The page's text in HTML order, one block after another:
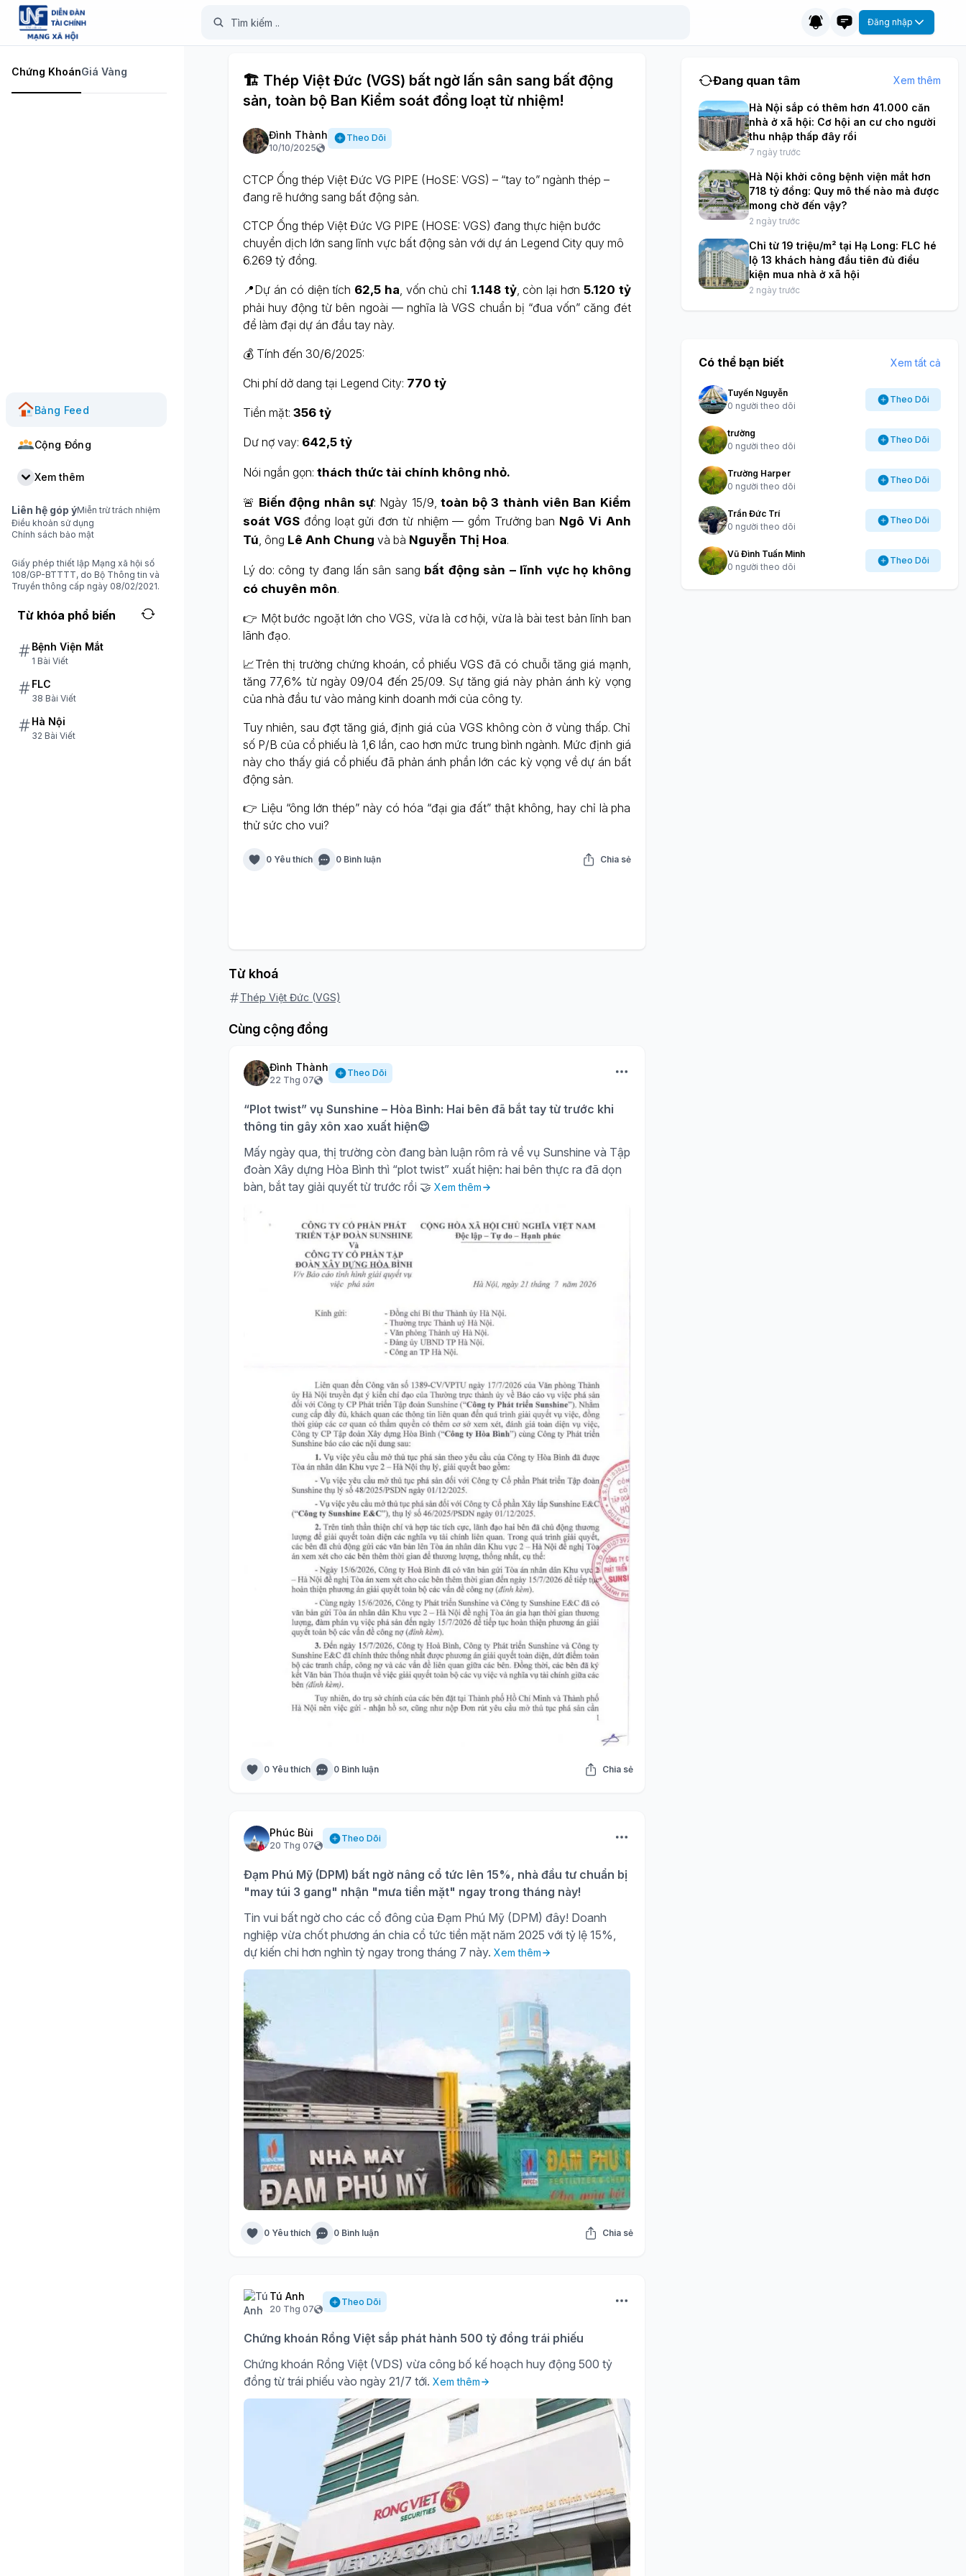
Đăng nhập
Chứng KhoánGiá Vàng
Bảng Feed
Cộng Đồng
Xem thêm
Liên hệ góp ýMiễn trừ trách nhiệm
Điều khoản sử dụng
Chính sách bảo mật
Giấy phép thiết lập Mạng xã hội số
108/GP-BTTTT, do Bộ Thông tin và
Truyền thông cấp ngày 08/02/2021.
Từ khóa phổ biến
Bệnh Viện Mắt
1 Bài Viết
FLC
38 Bài Viết
Hà Nội
32 Bài Viết
🏗️ Thép Việt Đức (VGS) bất ngờ lấn sân sang bất động
sản, toàn bộ Ban Kiểm soát đồng loạt từ nhiệm!
Đình Thành
10/10/2025
Theo Dõi
CTCP Ống thép Việt Đức VG PIPE (HoSE: VGS) – “tay to” ngành thép –
đang rẽ hướng sang bất động sản.
CTCP Ống thép Việt Đức VG PIPE (HOSE: VGS) đang thực hiện bước
chuyển dịch lớn sang lĩnh vực bất động sản với dự án Legend City quy mô
6.269 tỷ đồng.
📍Dự án có diện tích 62,5 ha, vốn chủ chỉ 1.148 tỷ, còn lại hơn 5.120 tỷ
phải huy động từ bên ngoài — nghĩa là VGS chuẩn bị “đua vốn” căng đét
để làm đại dự án đầu tay này.
💰 Tính đến 30/6/2025:
Chi phí dở dang tại Legend City: 770 tỷ
Tiền mặt: 356 tỷ
Dư nợ vay: 642,5 tỷ
Nói ngắn gọn: thách thức tài chính không nhỏ.
🚨 Biến động nhân sự: Ngày 15/9, toàn bộ 3 thành viên Ban Kiểm
soát VGS đồng loạt gửi đơn từ nhiệm — gồm Trưởng ban Ngô Vi Anh
Tú, ông Lê Anh Chung và bà Nguyễn Thị Hoa.
Lý do: công ty đang lấn sân sang bất động sản – lĩnh vực họ không
có chuyên môn.
👉 Một bước ngoặt lớn cho VGS, vừa là cơ hội, vừa là bài test bản lĩnh ban
lãnh đạo.
📈Trên thị trường chứng khoán, cổ phiếu VGS đã có chuỗi tăng giá mạnh,
tăng 77,6% từ ngày 09/04 đến 25/09. Sự tăng giá này phản ánh kỳ vọng
của nhà đầu tư vào mảng kinh doanh mới của công ty.
Tuy nhiên, sau đợt tăng giá, định giá của VGS không còn ở vùng thấp. Chỉ
số P/B của cổ phiếu là 1,6 lần, cao hơn mức trung bình ngành. Mức định giá
này cho thấy giá cổ phiếu đã phản ánh phần lớn các kỳ vọng về dự án bất
động sản.
👉 Liệu “ông lớn thép” này có hóa “đại gia đất” thật không, hay chỉ là pha
thử sức cho vui?
0 Yêu thích 0 Bình luận Chia sẻ
Từ khoá
Thép Việt Đức (VGS)
Cùng cộng đồng
Đình Thành
22 Thg 07
Theo Dõi
“Plot twist” vụ Sunshine – Hòa Bình: Hai bên đã bắt tay từ trước khi
thông tin gây xôn xao xuất hiện😌
Mấy ngày qua, thị trường còn đang bàn luận rôm rả về vụ Sunshine và Tập
đoàn Xây dựng Hòa Bình thì “plot twist” xuất hiện: hai bên thực ra đã dọn
bàn, bắt tay giải quyết từ trước rồi 🤝 Xem thêm
0 Yêu thích 0 Bình luận Chia sẻ
Phúc Bùi
20 Thg 07
Theo Dõi
Đạm Phú Mỹ (DPM) bất ngờ nâng cổ tức lên 15%, nhà đầu tư chuẩn bị
"may túi 3 gang" nhận "mưa tiền mặt" ngay trong tháng này!
Tin vui bất ngờ cho các cổ đông của Đạm Phú Mỹ (DPM) đây! Doanh
nghiệp vừa chốt phương án chia cổ tức tiền mặt năm 2025 với tỷ lệ 15%,
dự kiến chi hơn nghìn tỷ ngay trong tháng 7 này. Xem thêm
0 Yêu thích 0 Bình luận Chia sẻ
Tú Anh
20 Thg 07
Theo Dõi
Chứng khoán Rồng Việt sắp phát hành 500 tỷ đồng trái phiếu
Chứng khoán Rồng Việt (VDS) vừa công bố kế hoạch huy động 500 tỷ
đồng từ trái phiếu vào ngày 21/7 tới. Xem thêm
Đang quan tâm Xem thêm
Hà Nội sắp có thêm hơn 41.000 căn
nhà ở xã hội: Cơ hội an cư cho người
thu nhập thấp đây rồi
7 ngày trước
Hà Nội khởi công bệnh viện mắt hơn
718 tỷ đồng: Quy mô thế nào mà được
mong chờ đến vậy?
2 ngày trước
Chỉ từ 19 triệu/m² tại Hạ Long: FLC hé
lộ 13 khách hàng đầu tiên đủ điều
kiện mua nhà ở xã hội
2 ngày trước
Có thể bạn biết Xem tất cả
Tuyến Nguyễn
0 người theo dõi
Theo Dõi
trường
0 người theo dõi
Theo Dõi
Trường Harper
0 người theo dõi
Theo Dõi
Trần Đức Trí
0 người theo dõi
Theo Dõi
Vũ Đình Tuấn Minh
0 người theo dõi
Theo Dõi